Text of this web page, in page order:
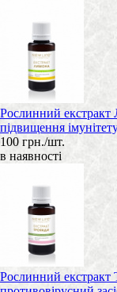
Рослинний екстракт
підвищення
100 грн./шт.
в наявності
Рослинний екстракт